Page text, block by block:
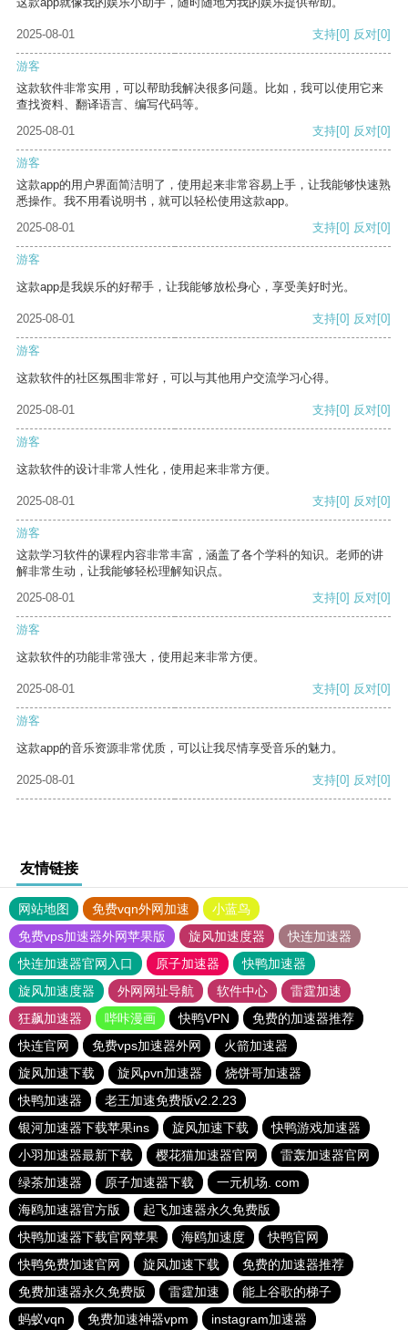
2025-08-01 支持[0] 反对[0]
游客
这款软件非常实用，可以帮助我解决很多问题。比如，我可以使用它来
查找资料、翻译语言、编写代码等。
2025-08-01
支持[0] 反对[0]
游客
这款app的用户界面简洁明了，使用起来非常容易上手，让我能够快速熟
悉操作。我不用看说明书，就可以轻松使用这款app。
2025-08-01
支持[0] 反对[0]
游客
这款app是我娱乐的好帮手，让我能够放松身心，享受美好时光。
2025-08-01 支持[0] 反对[0]
游客
这款软件的社区氛围非常好，可以与其他用户交流学习心得。
2025-08-01 支持[0] 反对[0]
游客
这款软件的设计非常人性化，使用起来非常方便。
2025-08-01 支持[0] 反对[0]
游客
这款学习软件的课程内容非常丰富，涵盖了各个学科的知识。老师的讲
解非常生动，让我能够轻松理解知识点。
2025-08-01
支持[0] 反对[0]
游客
这款软件的功能非常强大，使用起来非常方便。
2025-08-01 支持[0] 反对[0]
游客
这款app的音乐资源非常优质，可以让我尽情享受音乐的魅力。
2025-08-01 支持[0] 反对[0]
友情链接
网站地图 免费vqn外网加速
小蓝鸟
免费vps加速器外网苹果版
旋风加速度器
快连加速器
快连加速器官网入口
原子加速器
快鸭加速器
旋风加速度器
外网网址导航 软件中心
雷霆加速
狂飙加速器
哔咔漫画 快鸭VPN
免费的加速器推荐
快连官网
免费vps加速器外网
火箭加速器
旋风加速下载
旋风pvn加速器
烧饼哥加速器
快鸭加速器
老王加速免费版v2.2.23
银河加速器下载苹果ins
旋风加速下载
快鸭游戏加速器
小羽加速器最新下载
樱花猫加速器官网
雷轰加速器官网
绿茶加速器
原子加速器下载
一元机场. com
海鸥加速器官方版
起飞加速器永久免费版
快鸭加速器下载官网苹果
海鸥加速度
快鸭官网
快鸭免费加速官网
旋风加速下载
免费的加速器推荐
免费加速器永久免费版
雷霆加速
能上谷歌的梯子
蚂蚁vqn
免费加速神器vpm instagram加速器